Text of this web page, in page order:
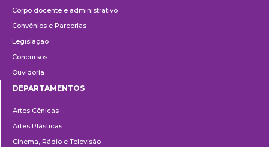
Corpo docente e administrativo
Convênios e Parcerias
Legislação
Concursos
Ouvidoria
DEPARTAMENTOS
Artes Cênicas
Artes Plásticas
Cinema, Rádio e Televisão